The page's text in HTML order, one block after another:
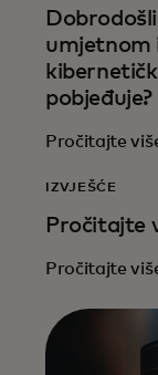
umjetnom
pobjeđuje?
Pročitajte
IZVJEŠĆE
Pročitajte
Pročitajte